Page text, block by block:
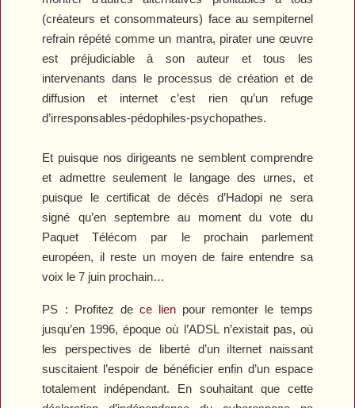
(créateurs et consommateurs) face au sempiternel
refrain répété comme un mantra, pirater une œuvre
est préjudiciable à son auteur et tous les
intervenants dans le processus de création et de
diffusion et internet c’est rien qu’un refuge
d’irresponsables-pédophiles-psychopathes.
Et puisque nos dirigeants ne semblent comprendre
et admettre seulement le langage des urnes, et
puisque le certificat de décès d’Hadopi ne sera
signé qu’en septembre au moment du vote du
Paquet Télécom par le prochain parlement
européen, il reste un moyen de faire entendre sa
voix le 7 juin prochain…
PS : Profitez de ce lien pour remonter le temps
jusqu’en 1996, époque où l’ADSL n’existait pas, où
les perspectives de liberté d’un iIternet naissant
suscitaient l’espoir de bénéficier enfin d’un espace
totalement indépendant. En souhaitant que cette